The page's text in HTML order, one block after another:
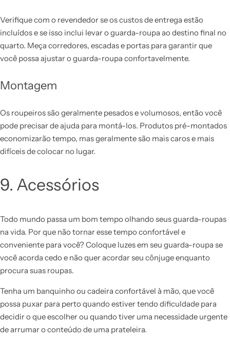
Verifique com o revendedor se os custos de entrega estão
incluídos e se isso inclui levar o guarda-roupa ao destino final no
quarto. Meça corredores, escadas e portas para garantir que
você possa ajustar o guarda-roupa confortavelmente.
Montagem
Os roupeiros são geralmente pesados ​​e volumosos, então você
pode precisar de ajuda para montá-los. Produtos pré-montados
economizarão tempo, mas geralmente são mais caros e mais
difíceis de colocar no lugar.
9. Acessórios
Todo mundo passa um bom tempo olhando seus guarda-roupas
na vida. Por que não tornar esse tempo confortável e
conveniente para você? Coloque luzes em seu guarda-roupa se
você acorda cedo e não quer acordar seu cônjuge enquanto
procura suas roupas.
Tenha um banquinho ou cadeira confortável à mão, que você
possa puxar para perto quando estiver tendo dificuldade para
decidir o que escolher ou quando tiver uma necessidade urgente
de arrumar o conteúdo de uma prateleira.